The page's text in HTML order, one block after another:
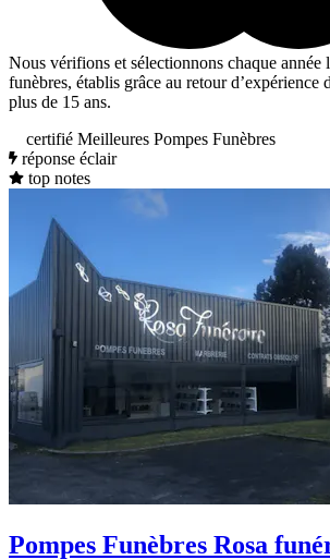
Nous vérifions et sélectionnons chaque année
funèbres, établis grâce au retour d’expérience
plus de 15 ans.
certifié Meilleures Pompes Funèbres
réponse éclair
top notes
Pompes Funèbres Rosa